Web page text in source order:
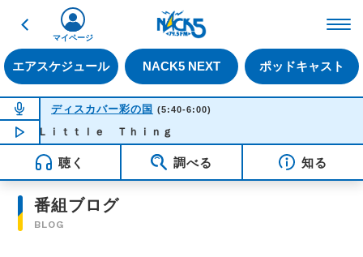
戻る
エアスケジュール NACK5 NEXT ポッドキャスト
マイページ
NOW ON AIR
ディスカバー彩の国 (5:40-6:00)
NOW PLAYING05:42
Ｌｉｔｔｌｅ Ｔｈｉｎｇ
聴く 調べる 知る
番組ブログ
BLOG